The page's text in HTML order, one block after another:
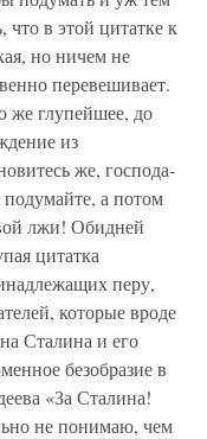
что в этой цитатке к
но ничем не
перевешивает.
же глупейшее, до
из
же, господа-
а потом
лжи! Обидней
цитатка
перу,
которые вроде
Сталина и его
безобразие в
«За Сталина!
не понимаю, чем